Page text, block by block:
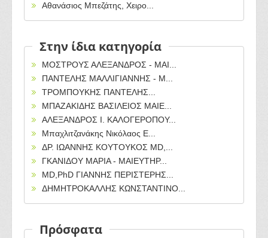
Αθανάσιος Μπεζάτης, Χειρο...
Στην ίδια κατηγορία
ΜΟΣΤΡΟΥΣ ΑΛΕΞΑΝΔΡΟΣ - ΜΑΙ...
ΠΑΝΤΕΛΗΣ ΜΑΛΛΙΓΙΑΝΝΗΣ - Μ...
ΤΡΟΜΠΟΥΚΗΣ ΠΑΝΤΕΛΗΣ...
ΜΠΑΖΑΚΙΔΗΣ ΒΑΣΙΛΕΙΟΣ ΜΑΙΕ...
ΑΛΕΞΑΝΔΡΟΣ Ι. ΚΑΛΟΓΕΡΟΠΟΥ...
Μπαχλιτζανάκης Νικόλαος Ε...
ΔΡ. ΙΩΑΝΝΗΣ ΚΟΥΤΟΥΚΟΣ ΜD,...
ΓΚΑΝΙΔΟΥ ΜΑΡΙΑ - ΜΑΙΕΥΤΗΡ...
ΜD,PhD ΓΙΑΝΝΗΣ ΠΕΡΙΣΤΕΡΗΣ...
ΔΗΜΗΤΡΟΚΑΛΛΗΣ ΚΩΝΣΤΑΝΤΙΝΟ...
Πρόσφατα